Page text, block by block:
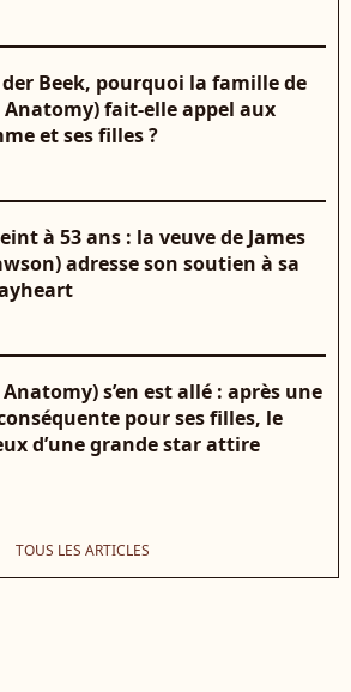
der Beek, pourquoi la famille de
Anatomy) fait-elle appel aux
et ses filles ?
à 53 ans : la veuve de James
adresse son soutien à sa
Anatomy) s’en est allé : après une
pour ses filles, le
d’une grande star attire
TOUS LES ARTICLES